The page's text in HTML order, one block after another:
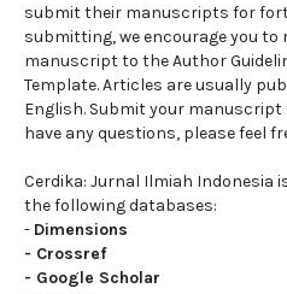
submit their manuscripts for
submitting, we encourage you to
manuscript to the Author
Template. Articles are usually
English. Submit your manuscript
have any questions, please feel
Cerdika: Jurnal Ilmiah Indonesia
the following databases:
- Dimensions
- Crossref
- Google Scholar